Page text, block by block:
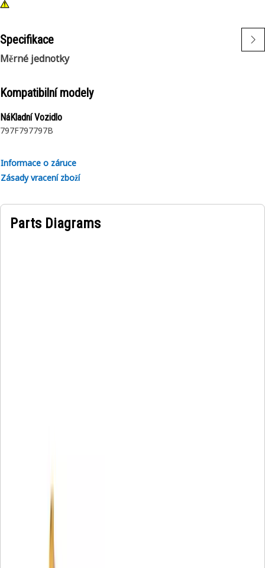
Specifikace
Měrné jednotky
Kompatibilní modely
NáKladní Vozidlo
797F797797B
Informace o záruce
Zásady vracení zboží
Parts Diagrams